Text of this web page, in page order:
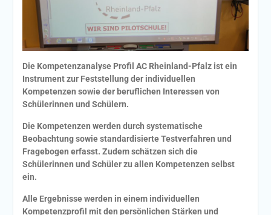
Die Kompetenzanalyse Profil AC Rheinland-Pfalz ist ein
Instrument zur Feststellung der individuellen
Kompetenzen sowie der beruflichen Interessen von
Schülerinnen und Schülern.
Die Kompetenzen werden durch systematische
Beobachtung sowie standardisierte Testverfahren und
Fragebogen erfasst. Zudem schätzen sich die
Schülerinnen und Schüler zu allen Kompetenzen selbst
ein.
Alle Ergebnisse werden in einem individuellen
Kompetenzprofil mit den persönlichen Stärken und